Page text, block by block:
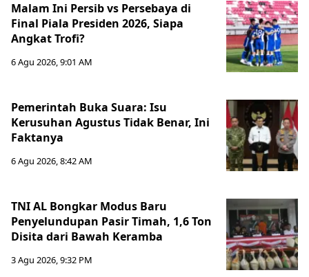
Malam Ini Persib vs Persebaya di
Final Piala Presiden 2026, Siapa
Angkat Trofi?
6 Agu 2026, 9:01 AM
Pemerintah Buka Suara: Isu
Kerusuhan Agustus Tidak Benar, Ini
Faktanya
6 Agu 2026, 8:42 AM
TNI AL Bongkar Modus Baru
Penyelundupan Pasir Timah, 1,6 Ton
Disita dari Bawah Keramba
3 Agu 2026, 9:32 PM